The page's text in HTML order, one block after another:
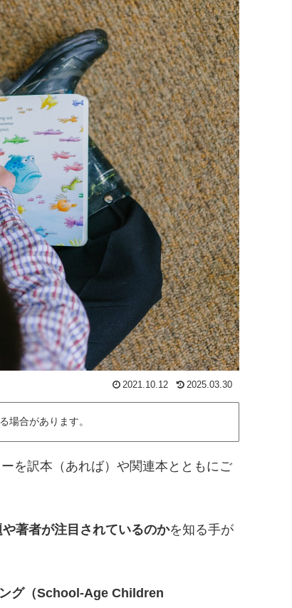
2021.10.12 2025.03.30
場合があります。
を訳本（あれば）や関連本とともにご
著者が注目されているのかを知る手が
ング（School-Age Children